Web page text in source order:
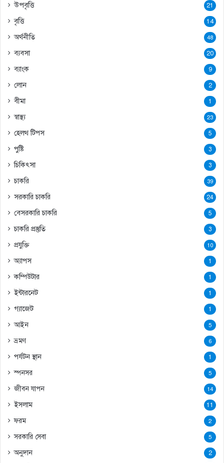
উপবৃত্তি 21
বৃত্তি 14
অর্থনীতি 48
ব্যবসা 20
ব্যাংক 9
লোন 2
বীমা 1
স্বাস্থ্য 23
হেলথ টিপস 5
পুষ্টি 3
চিকিৎসা 3
চাকরি 39
সরকারি চাকরি 24
বেসরকারি চাকরি 5
চাকরি প্রস্তুতি 3
প্রযুক্তি 10
অ্যাপস 1
কম্পিউটার 1
ইন্টারনেট 1
গ্যাজেট 1
আইন 5
ভ্রমণ 6
পর্যটন স্থান 1
স্পনসর 5
জীবন যাপন 14
ইসলাম 11
ফরম 2
সরকারি সেবা 5
অনুদান 2